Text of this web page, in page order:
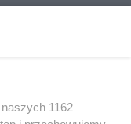
i okolic
w
1162